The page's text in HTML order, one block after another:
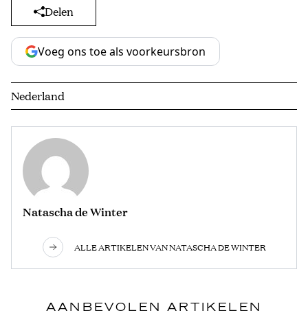
Delen
Voeg ons toe als voorkeursbron
Nederland
Natascha de Winter
ALLE ARTIKELEN VAN NATASCHA DE WINTER
AANBEVOLEN ARTIKELEN